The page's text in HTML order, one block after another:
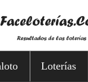
Loterías